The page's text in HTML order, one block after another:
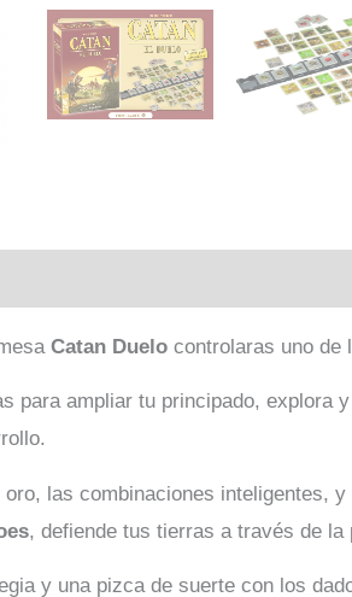
Catan Duelo controlaras uno de
para ampliar tu principado, explora
oro, las combinaciones inteligentes,
, defiende tus tierras a través de
y una pizca de suerte con los